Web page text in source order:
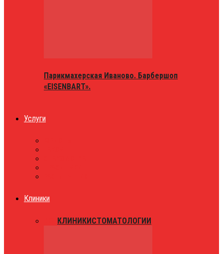
Парикмахерская Иваново. Барбершоп
«EISENBART».
Услуги
Клиники
КЛИНИКИСТОМАТОЛОГИИ